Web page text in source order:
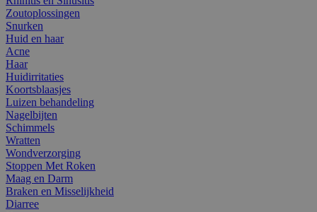
Zoutoplossingen
Snurken
Huid en haar
Acne
Haar
Huidirritaties
Koortsblaasjes
Luizen behandeling
Nagelbijten
Schimmels
Wratten
Wondverzorging
Stoppen Met Roken
Maag en Darm
Braken en Misselijkheid
Diarree